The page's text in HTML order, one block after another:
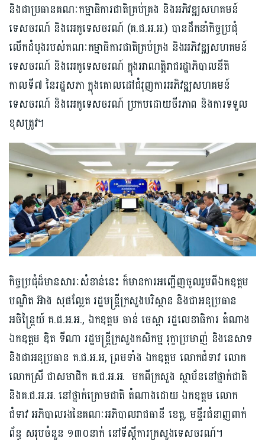
និងជាប្រធានគណៈកម្មាធិការជាតិគ្រប់គ្រង និងអភិវឌ្ឍសហគមន៍
ទេសចរណ៍ និងអេកូទេសចរណ៍ (គ.ជ.អ.អ.) បានដឹកនាំកិច្ចប្រជុំ
លើកដំបូងរបស់គណៈ​កម្មាធិការជាតិគ្រប់គ្រង និងអភិវឌ្ឍសហគមន៍
ទេសចរណ៍ និងអេកូទេសចរណ៍ ក្នុងអាណត្តិរាជរដ្ឋាភិបាលនីតិ
កាលទី៧ នៃរដ្ឋសភា ក្នុងគោលដៅជំរុញការអភិវឌ្ឍសហគមន៍
ទេសចរណ៍ និងអេកូទេស​ចរ​ណ៍​ ប្រកបដោយចីរភាព និងការទទួល
ខុសត្រូវ។
កិច្ចប្រជុំដ៏មានសារៈសំខាន់នេះ ក៏មានការអញ្ជើញចូលរួមពីឯកឧត្តម
បណ្ឌិត អ៊ាង សុផល្លែត រដ្ឋមន្រ្តីក្រសួងបរិស្ថាន និងជាអនុប្រធាន
អចិន្ត្រៃយ៍ គ.ជ.អ.អ., ឯកឧត្តម ចាន់ ចេស្តា រដ្ឋលេខាធិការ តំណាង
ឯកឧត្តម ឌិត ទីណា រដ្ឋមន្រ្តីក្រសួងកសិកម្ម រុក្ខាប្រមាញ់ និងនេសាទ
និងជាអនុប្រធាន គ.ជ.អ.អ, ព្រមទាំង ឯកឧត្តម លោកជំទាវ លោក
លោកស្រី ជាសមាជិក គ.ជ.អ.អ. មកពីក្រសួង ស្ថាប័ននៅថ្នាក់ជាតិ
និងគ.ជ.អ.អ. នៅថ្នាក់ក្រោមជាតិ តំណាងដោយ ឯកឧត្តម លោក
ជំទាវ អភិបាលរងនៃគណៈអភិបាលរាជធានី ខេត្ត, មន្ទីរជំនាញពាក់
ព័ន្ធ សរុបចំនួន ១៣០នាក់ នៅទីស្តីការក្រសួងទេសចរណ៍។